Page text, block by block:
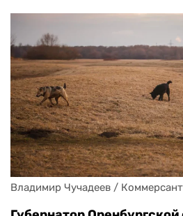
Владимир Чучадеев /